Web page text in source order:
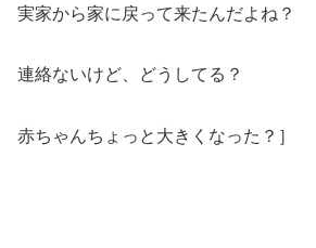
実家から家に戻って来たんだよね？
連絡ないけど、どうしてる？
赤ちゃんちょっと大きくなった？］